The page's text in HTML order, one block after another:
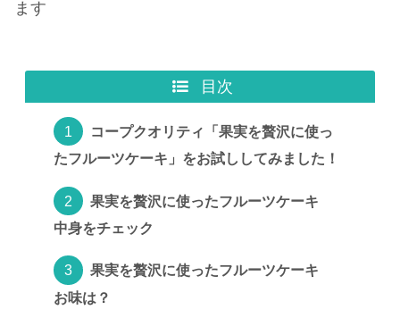
ます
目次
コープクオリティ「果実を贅沢に使っ
たフルーツケーキ」をお試ししてみました！
果実を贅沢に使ったフルーツケーキ
中身をチェック
果実を贅沢に使ったフルーツケーキ
お味は？